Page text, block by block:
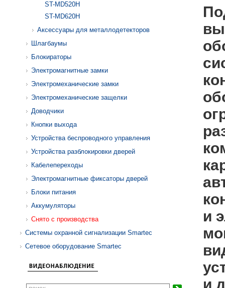
ST-MD520H
ST-MD620H
Аксессуары для металлодетекторов
Шлагбаумы
Блокираторы
Электромагнитные замки
Электромеханические замки
Электромеханические защелки
Доводчики
Кнопки выхода
Устройства беспроводного управления
Устройства разблокировки дверей
Кабелепереходы
Электромагнитные фиксаторы дверей
Блоки питания
Аккумуляторы
Снято с производства
Системы охранной сигнализации Smartec
Сетевое оборудование Smartec
и
и